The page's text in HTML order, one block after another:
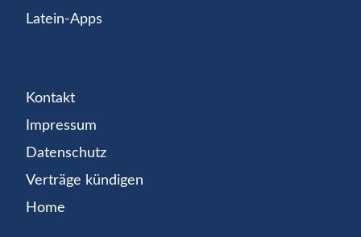
Latein-Apps
Kontakt
Impressum
Datenschutz
Verträge kündigen
Home